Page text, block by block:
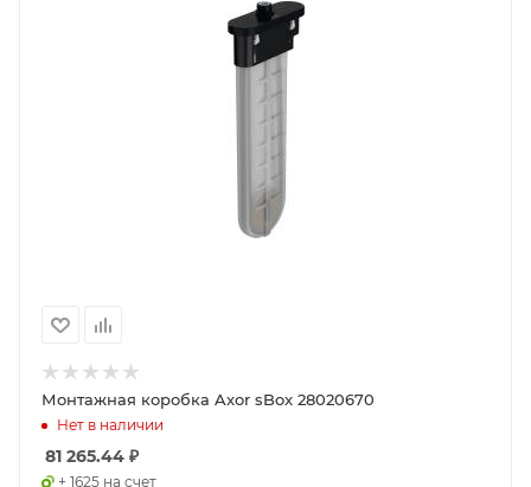
Монтажная коробка Axor sBox 28020670
Нет в наличии
81 265.44 ₽
+ 1625 на счет